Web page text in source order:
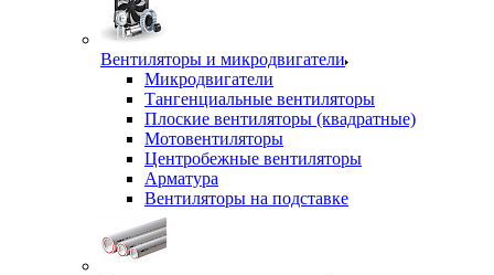
Вентиляторы и микродвигатели
Микродвигатели
Тангенциальные вентиляторы
Плоские вентиляторы (квадратные)
Мотовентиляторы
Центробежные вентиляторы
Арматура
Вентиляторы на подставке